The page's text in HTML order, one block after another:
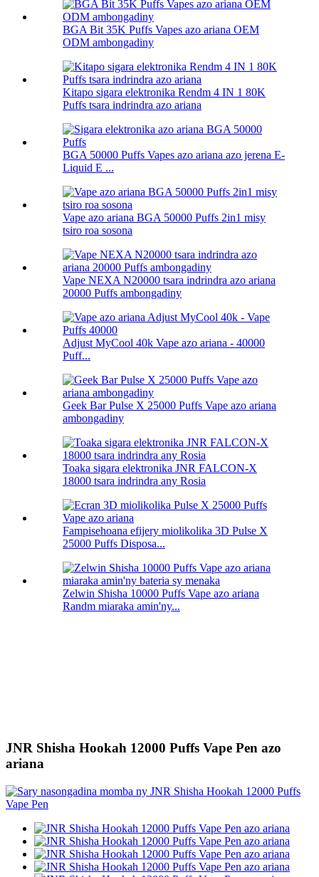
BGA Bit 35K Puffs Vapes azo ariana OEM
ODM ambongadiny
Kitapo sigara elektronika Rendm 4 IN 1 80K
Puffs tsara indrindra azo ariana
BGA 50000 Puffs Vapes azo ariana azo jerena E-
Liquid E ...
Vape azo ariana BGA 50000 Puffs 2in1 misy
tsiro roa sosona
Vape NEXA N20000 tsara indrindra azo ariana
20000 Puffs ambongadiny
Adjust MyCool 40k Vape azo ariana - 40000
Puff...
Geek Bar Pulse X 25000 Puffs Vape azo ariana
ambongadiny
Toaka sigara elektronika JNR FALCON-X
18000 tsara indrindra any Rosia
Fampisehoana efijery miolikolika 3D Pulse X
25000 Puffs Disposa...
Zelwin Shisha 10000 Puffs Vape azo ariana
Randm miaraka amin'ny...
JNR Shisha Hookah 12000 Puffs Vape Pen azo
ariana